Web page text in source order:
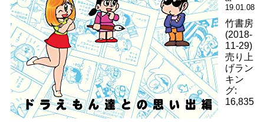
19.01.08
竹書房
(2018-
11-29)
売り上
げラン
キン
グ:
16,835